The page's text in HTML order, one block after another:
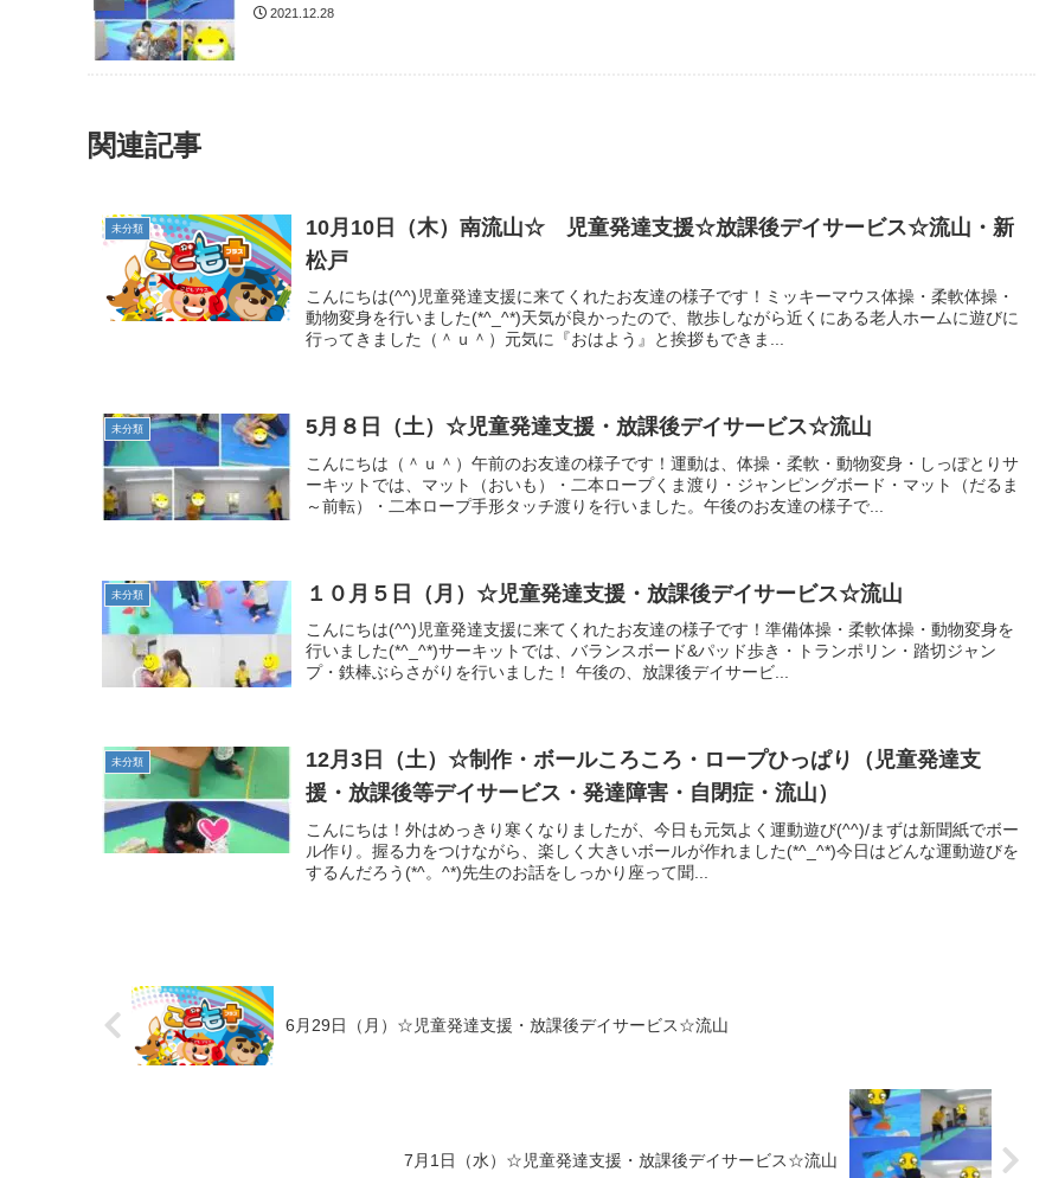
2021.12.28
関連記事
未分類
10月10日（木）南流山☆ 児童発達支援☆放課後デイサービス☆流山・新
松戸
こんにちは(^^)児童発達支援に来てくれたお友達の様子です！ミッキーマウス体操・柔軟体操・
動物変身を行いました(*^_^*)天気が良かったので、散歩しながら近くにある老人ホームに遊びに
行ってきました（＾ｕ＾）元気に『おはよう』と挨拶もできま...
未分類 5月８日（土）☆児童発達支援・放課後デイサービス☆流山
こんにちは（＾ｕ＾）午前のお友達の様子です！運動は、体操・柔軟・動物変身・しっぽとりサ
ーキットでは、マット（おいも）・二本ロープくま渡り・ジャンピングボード・マット（だるま
～前転）・二本ロープ手形タッチ渡りを行いました。午後のお友達の様子で...
未分類 １０月５日（月）☆児童発達支援・放課後デイサービス☆流山
こんにちは(^^)児童発達支援に来てくれたお友達の様子です！準備体操・柔軟体操・動物変身を
行いました(*^_^*)サーキットでは、バランスボード&パッド歩き・トランポリン・踏切ジャン
プ・鉄棒ぶらさがりを行いました！ 午後の、放課後デイサービ...
未分類
12月3日（土）☆制作・ボールころころ・ロープひっぱり（児童発達支
援・放課後等デイサービス・発達障害・自閉症・流山）
こんにちは！外はめっきり寒くなりましたが、今日も元気よく運動遊び(^^)/まずは新聞紙でボー
ル作り。握る力をつけながら、楽しく大きいボールが作れました(*^_^*)今日はどんな運動遊びを
するんだろう(*^。^*)先生のお話をしっかり座って聞...
6月29日（月）☆児童発達支援・放課後デイサービス☆流山
7月1日（水）☆児童発達支援・放課後デイサービス☆流山